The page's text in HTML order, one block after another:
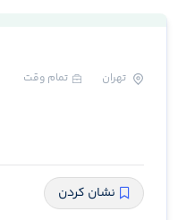
تهران تمام وقت
نشان کردن